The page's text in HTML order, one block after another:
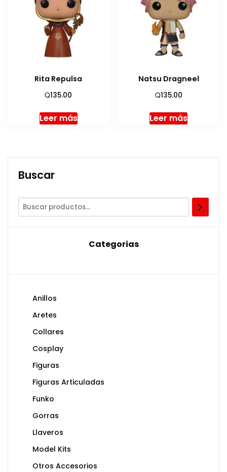
Rita Repulsa
Q135.00
Leer más
Natsu Dragneel
Q135.00
Leer más
Buscar
Categorias
Anillos
Aretes
Collares
Cosplay
Figuras
Figuras Articuladas
Funko
Gorras
Llaveros
Model Kits
Otros Accesorios